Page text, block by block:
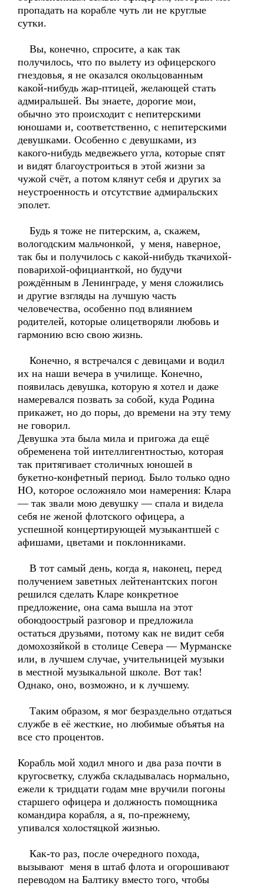
пропадать на корабле чуть ли не круглые
сутки.
Вы, конечно, спросите, а как так
получилось, что по вылету из офицерского
гнездовья, я не оказался окольцованным
какой-нибудь жар-птицей, желающей стать
адмиральшей. Вы знаете, дорогие мои,
обычно это происходит с непитерскими
юношами и, соответственно, с непитерскими
девушками. Особенно с девушками, из
какого-нибудь медвежьего угла, которые спят
и видят благоустроиться в этой жизни за
чужой счёт, а потом клянут себя и других за
неустроенность и отсутствие адмиральских
эполет.
Будь я тоже не питерским, а, скажем,
вологодским мальчонкой, у меня, наверное,
так бы и получилось с какой-нибудь ткачихой-
поварихой-официанткой, но будучи
рождённым в Ленинграде, у меня сложились
и другие взгляды на лучшую часть
человечества, особенно под влиянием
родителей, которые олицетворяли любовь и
гармонию всю свою жизнь.
Конечно, я встречался с девицами и водил
их на наши вечера в училище. Конечно,
появилась девушка, которую я хотел и даже
намеревался позвать за собой, куда Родина
прикажет, но до поры, до времени на эту тему
не говорил.
Девушка эта была мила и пригожа да ещё
обременена той интеллигентностью, которая
так притягивает столичных юношей в
букетно-конфетный период. Было только одно
НО, которое осложняло мои намерения: Клара
— так звали мою девушку — спала и видела
себя не женой флотского офицера, а
успешной концертирующей музыкантшей с
афишами, цветами и поклонниками.
В тот самый день, когда я, наконец, перед
получением заветных лейтенантских погон
решился сделать Кларе конкретное
предложение, она сама вышла на этот
обоюдоострый разговор и предложила
остаться друзьями, потому как не видит себя
домохозяйкой в столице Севера — Мурманске
или, в лучшем случае, учительницей музыки
в местной музыкальной школе. Вот так!
Однако, оно, возможно, и к лучшему.
Таким образом, я мог безраздельно отдаться
службе в её жесткие, но любимые объятья на
все сто процентов.
Корабль мой ходил много и два раза почти в
кругосветку, служба складывалась нормально,
ежели к тридцати годам мне вручили погоны
старшего офицера и должность помощника
командира корабля, а я, по-прежнему,
упивался холостяцкой жизнью.
Как-то раз, после очередного похода,
вызывают меня в штаб флота и огорошивают
переводом на Балтику вместо того, чтобы